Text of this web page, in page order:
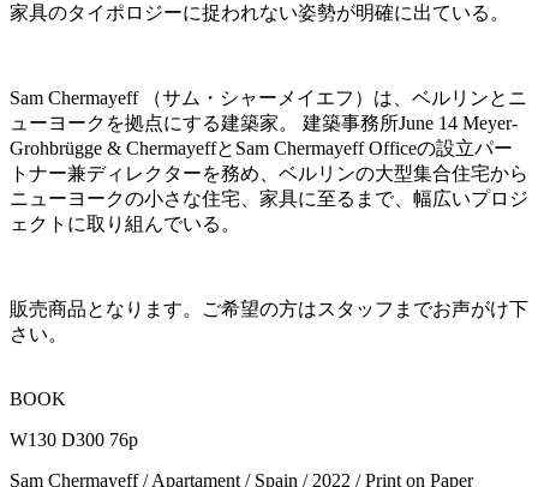
家具のタイポロジーに捉われない姿勢が明確に出ている。
Sam Chermayeff （サム・シャーメイエフ）は、ベルリンとニ
ューヨークを拠点にする建築家。 建築事務所June 14 Meyer-
Grohbrügge & ChermayeffとSam Chermayeff Officeの設立パー
トナー兼ディレクターを務め、ベルリンの大型集合住宅から
ニューヨークの小さな住宅、家具に至るまで、幅広いプロジ
ェクトに取り組んでいる。
販売商品となります。ご希望の方はスタッフまでお声がけ下
さい。
BOOK
W130 D300 76p
Sam Chermayeff / Apartament / Spain / 2022 / Print on Paper